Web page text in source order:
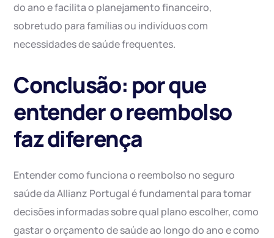
do ano e facilita o planejamento financeiro,
sobretudo para famílias ou indivíduos com
necessidades de saúde frequentes.
Conclusão: por que
entender o reembolso
faz diferença
Entender como funciona o reembolso no seguro
saúde da Allianz Portugal é fundamental para tomar
decisões informadas sobre qual plano escolher, como
gastar o orçamento de saúde ao longo do ano e como